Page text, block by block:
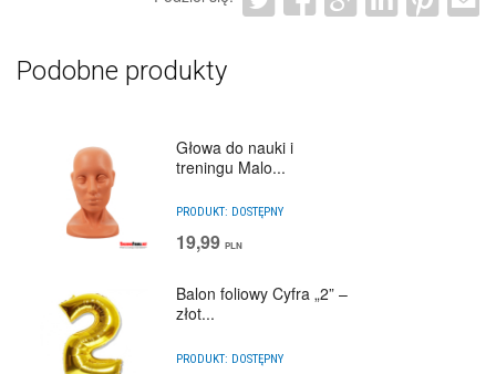
Podobne produkty
Głowa do nauki i
treningu Malo...
PRODUKT: DOSTĘPNY
19,99 PLN
Balon foliowy Cyfra „2” –
złot...
PRODUKT: DOSTĘPNY